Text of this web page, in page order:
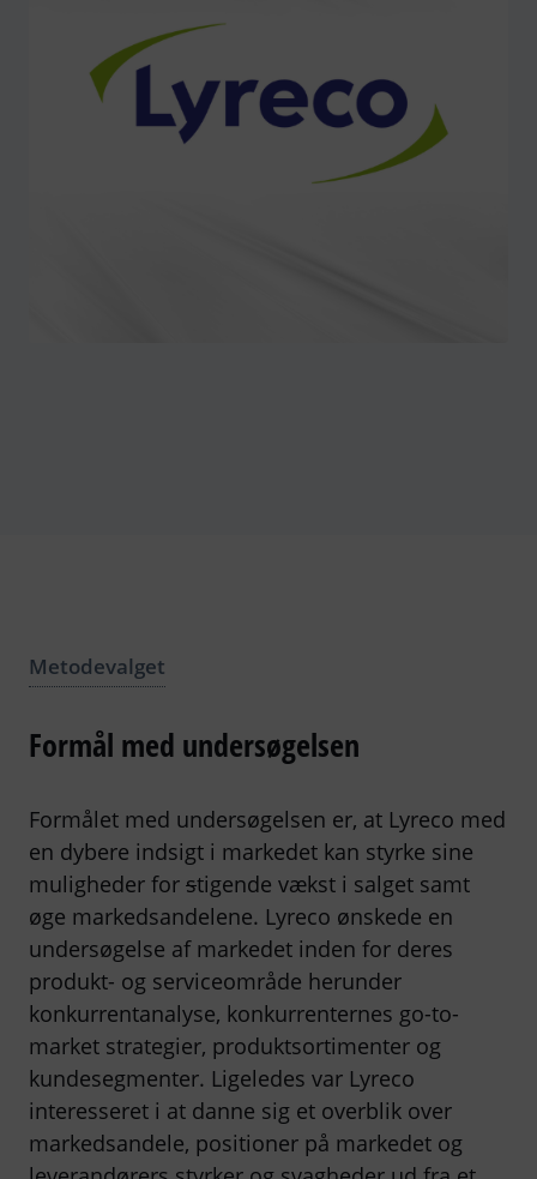
Metodevalget
Formål med undersøgelsen
Formålet med undersøgelsen er, at Lyreco med
en dybere indsigt i markedet kan styrke sine
muligheder for stigende vækst i salget samt
øge markedsandelene. Lyreco ønskede en
undersøgelse af markedet inden for deres
produkt- og serviceområde herunder
konkurrentanalyse, konkurrenternes go-to-
market strategier, produktsortimenter og
kundesegmenter. Ligeledes var Lyreco
interesseret i at danne sig et overblik over
markedsandele, positioner på markedet og